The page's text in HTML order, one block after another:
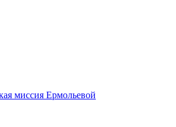
миссия Ермольевой